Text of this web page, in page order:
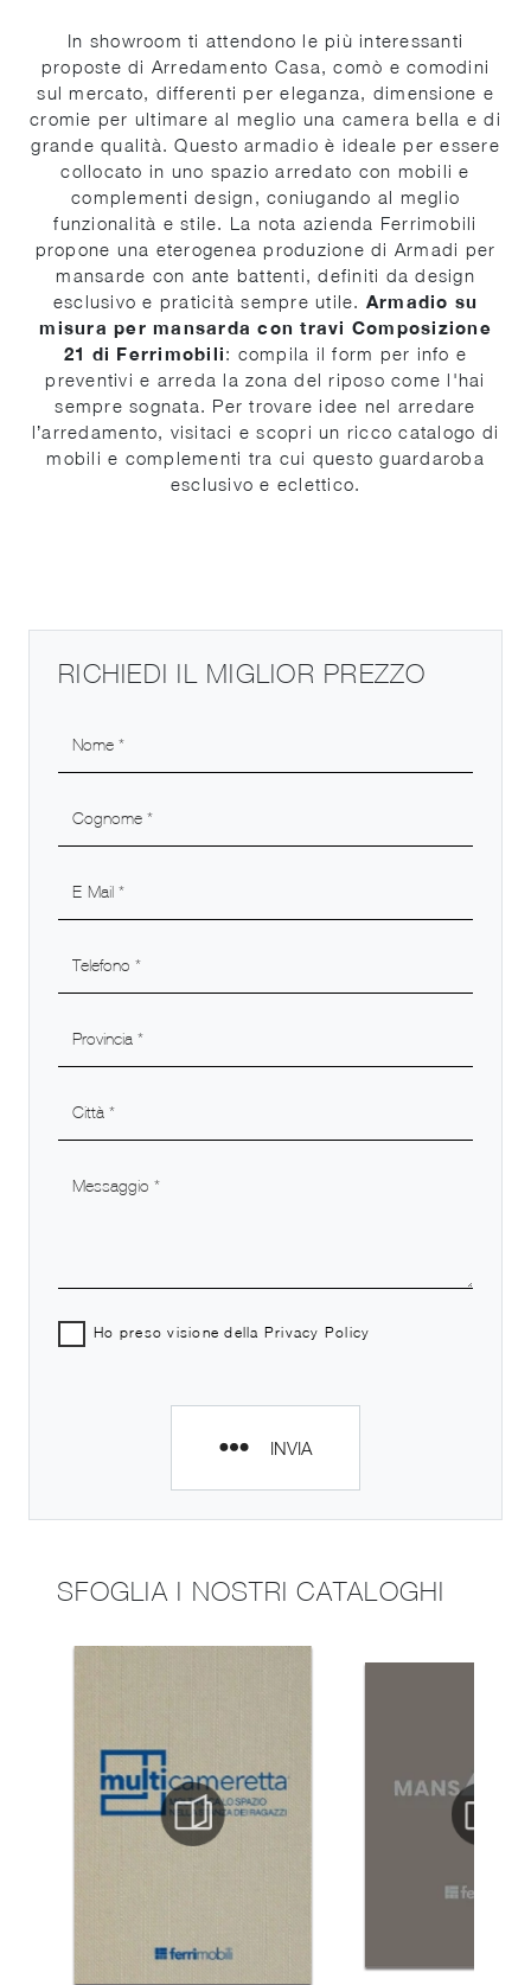
In showroom ti attendono le più interessanti
proposte di Arredamento Casa, comò e comodini
sul mercato, differenti per eleganza, dimensione e
cromie per ultimare al meglio una camera bella e di
grande qualità. Questo armadio è ideale per essere
collocato in uno spazio arredato con mobili e
complementi design, coniugando al meglio
funzionalità e stile. La nota azienda Ferrimobili
propone una eterogenea produzione di Armadi per
mansarde con ante battenti, definiti da design
esclusivo e praticità sempre utile. Armadio su
misura per mansarda con travi Composizione
21 di Ferrimobili: compila il form per info e
preventivi e arreda la zona del riposo come l'hai
sempre sognata. Per trovare idee nel arredare
l’arredamento, visitaci e scopri un ricco catalogo di
mobili e complementi tra cui questo guardaroba
esclusivo e eclettico.
RICHIEDI IL MIGLIOR PREZZO
Ho preso visione della Privacy Policy
INVIA
SFOGLIA I NOSTRI CATALOGHI